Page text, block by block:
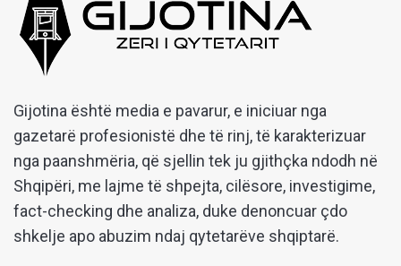
Gijotina është media e pavarur, e iniciuar nga
gazetarë profesionistë dhe të rinj, të karakterizuar
nga paanshmëria, që sjellin tek ju gjithçka ndodh në
Shqipëri, me lajme të shpejta, cilësore, investigime,
fact-checking dhe analiza, duke denoncuar çdo
shkelje apo abuzim ndaj qytetarëve shqiptarë.